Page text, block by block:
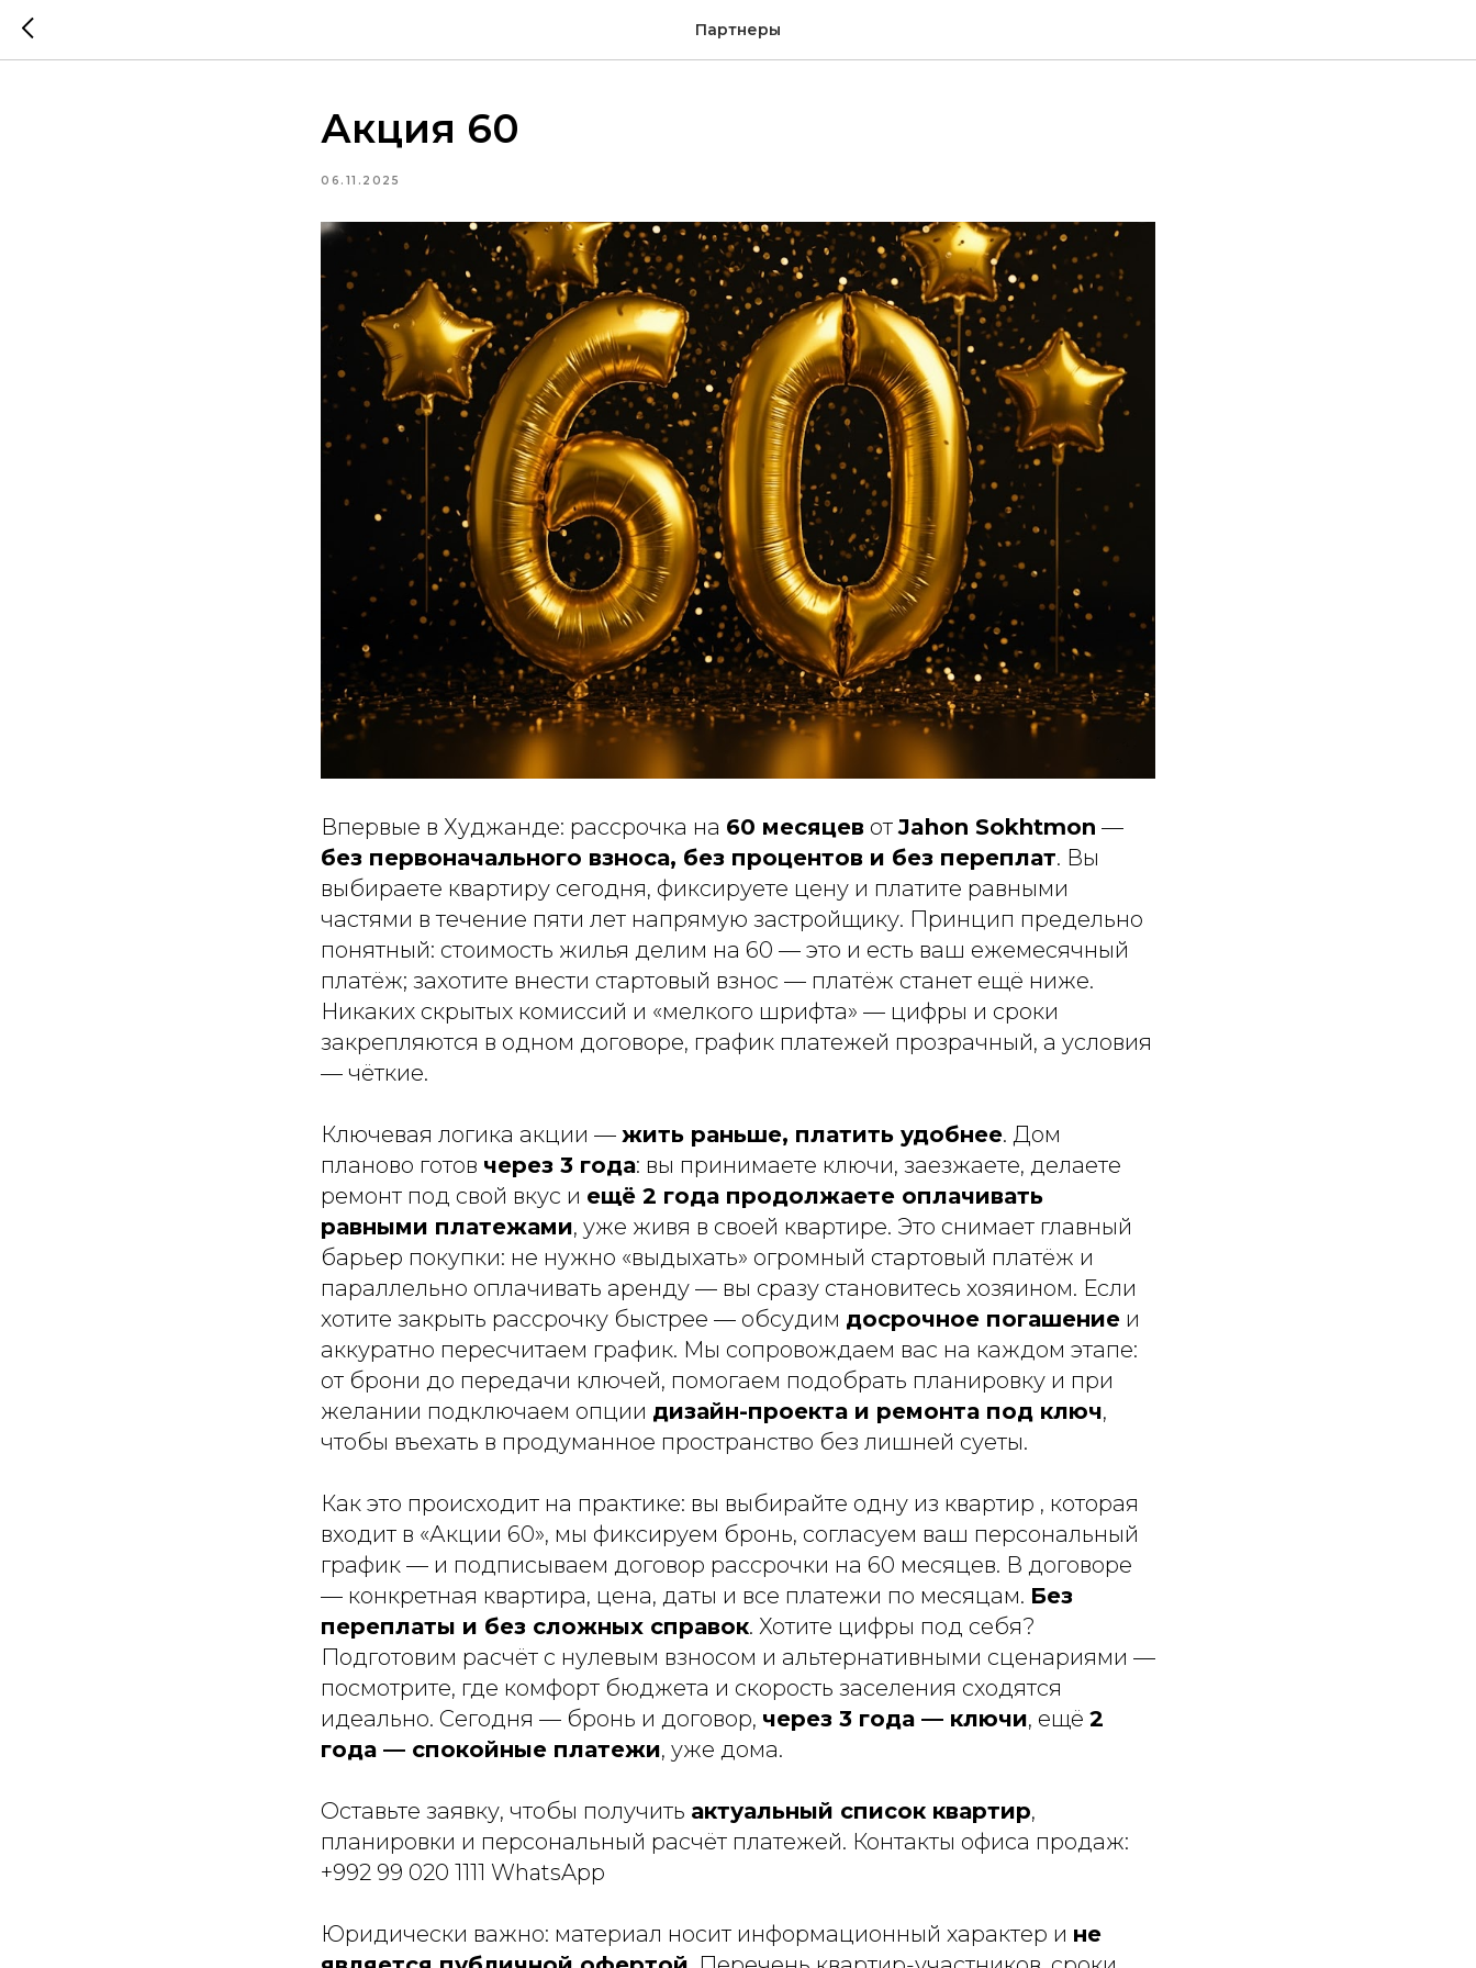
Партнеры
Акция 60
06.11.2025
Впервые в Худжанде: рассрочка на 60 месяцев отJahon Sokhtmon —
без первоначального взноса, без процентов и без переплат. Вы
выбираете квартиру сегодня, фиксируете цену и платите равными
частями в течение пяти лет напрямую застройщику. Принцип предельно
понятный: стоимость жилья делим на 60 — это и есть ваш ежемесячный
платёж; захотите внести стартовый взнос — платёж станет ещё ниже.
Никаких скрытых комиссий и «мелкого шрифта» — цифры и сроки
закрепляются в одном договоре, график платежей прозрачный, а условия
— чёткие.
Ключевая логика акции — жить раньше, платить удобнее. Дом
планово готов через 3 года: вы принимаете ключи, заезжаете, делаете
ремонт под свой вкус и ещё 2 года продолжаете оплачивать
равными платежами, уже живя в своей квартире. Это снимает главный
барьер покупки: не нужно «выдыхать» огромный стартовый платёж и
параллельно оплачивать аренду — вы сразу становитесь хозяином. Если
хотите закрыть рассрочку быстрее — обсудим досрочное погашение и
аккуратно пересчитаем график. Мы сопровождаем вас на каждом этапе:
от брони до передачи ключей, помогаем подобрать планировку и при
желании подключаем опции дизайн-проекта и ремонта под ключ,
чтобы въехать в продуманное пространство без лишней суеты.
Как это происходит на практике: вы выбирайте одну из квартир , которая
входит в «Акции 60», мы фиксируем бронь, согласуем ваш персональный
график — и подписываем договор рассрочки на 60 месяцев. В договоре
— конкретная квартира, цена, даты и все платежи по месяцам. Без
переплаты и без сложных справок. Хотите цифры под себя?
Подготовим расчёт с нулевым взносом и альтернативными сценариями —
посмотрите, где комфорт бюджета и скорость заселения сходятся
идеально. Сегодня — бронь и договор, через 3 года — ключи, ещё 2
года — спокойные платежи, уже дома.
Оставьте заявку, чтобы получить актуальный список квартир,
планировки и персональный расчёт платежей. Контакты офиса продаж:
+992 99 020 1111 WhatsApp
Юридически важно: материал носит информационный характер и не